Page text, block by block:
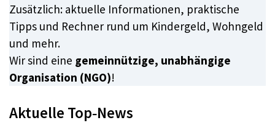
Zusätzlich: aktuelle Informationen, praktische
Tipps und Rechner rund um Kindergeld, Wohngeld
und mehr.
Wir sind eine gemeinnützige, unabhängige
Organisation (NGO)!
Aktuelle Top‑News